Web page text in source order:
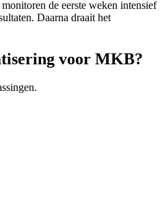
de eerste weken intensief
Daarna draait het
voor MKB?